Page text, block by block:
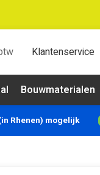
Klantenservice
Bouwmaterialen
Rhenen) mogelijk